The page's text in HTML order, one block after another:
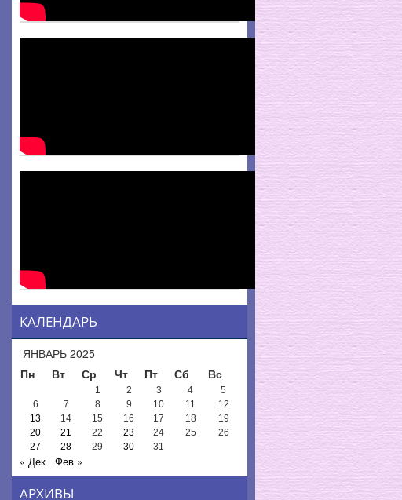
КАЛЕНДАРЬ
ЯНВАРЬ 2025
Пн
Вт Ср Чт Пт Сб Вс
1 2 3 4
5
6
7 8 9 10 11
12
13
14 15 16 17 18
19
20
21 22 23 24 25
26
27
28 29 30 31
« Дек Фев »
АРХИВЫ